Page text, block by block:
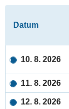
Datum
10. 8. 2026
11. 8. 2026
12. 8. 2026